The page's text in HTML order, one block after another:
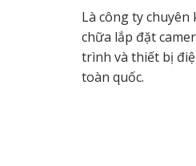
Là công ty
chữa lắp đặt
trình và thiết bị
toàn quốc.